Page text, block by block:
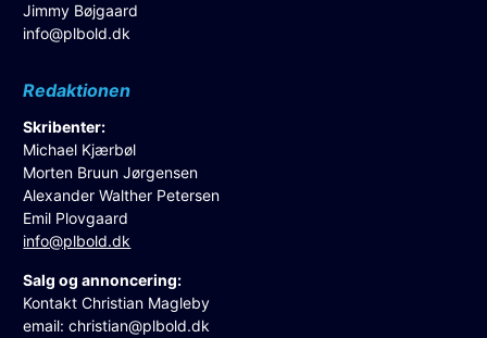
Jimmy Bøjgaard
info@plbold.dk
Redaktionen
Skribenter:
Michael Kjærbøl
Morten Bruun Jørgensen
Alexander Walther Petersen
Emil Plovgaard
info@plbold.dk
Salg og annoncering:
Kontakt Christian Magleby
email:christian@plbold.dk